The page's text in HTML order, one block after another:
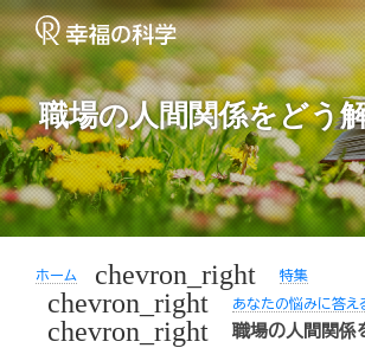
職場の人間関係をどう
ホーム chevron_right 特集
chevron_right あなたの悩みに答え
chevron_right 職場の人間関係